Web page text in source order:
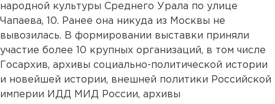
народной культуры Среднего Урала по улице
Чапаева, 10. Ранее она никуда из Москвы не
вывозилась. В формировании выставки приняли
участие более 10 крупных организаций, в том числе
Госархив, архивы социально-политической истории
и новейшей истории, внешней политики Российской
империи ИДД МИД России, архивы